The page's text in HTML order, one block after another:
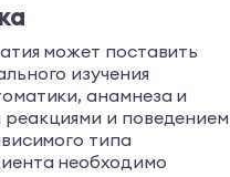
может поставить
изучения
анамнеза и
и поведением
типа
необходимо